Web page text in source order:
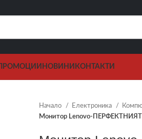
ПРОМОЦИИ НОВИНИ КОНТАКТИ
Начало Електроника
Монитор Lenovo-